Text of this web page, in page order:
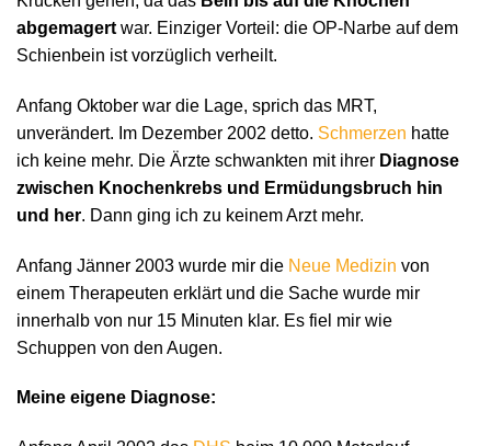
abgemagert war. Einziger Vorteil: die OP-Narbe auf dem
Schienbein ist vorzüglich verheilt.
Anfang Oktober war die Lage, sprich das MRT,
unverändert. Im Dezember 2002 detto. Schmerzen hatte
ich keine mehr. Die Ärzte schwankten mit ihrer Diagnose
zwischen Knochenkrebs und Ermüdungsbruch hin
und her. Dann ging ich zu keinem Arzt mehr.
Anfang Jänner 2003 wurde mir die Neue Medizin von
einem Therapeuten erklärt und die Sache wurde mir
innerhalb von nur 15 Minuten klar. Es fiel mir wie
Schuppen von den Augen.
Meine eigene Diagnose: